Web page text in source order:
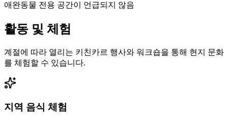
애완동물 전용 공간이 언급되지 않음
활동 및 체험
계절에 따라 열리는 키친카르 행사와 워크숍을 통해 현지 문화
를 체험할 수 있습니다.
지역 음식 체험